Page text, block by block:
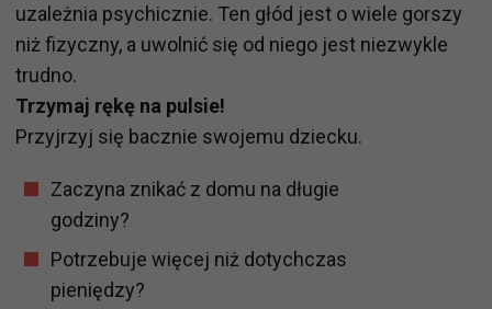
uzależnia psychicznie. Ten głód jest o wiele gorszy
niż fizyczny, a uwolnić się od niego jest niezwykle
trudno.
Trzymaj rękę na pulsie!
Przyjrzyj się bacznie swojemu dziecku.
Zaczyna znikać z domu na długie
godziny?
Potrzebuje więcej niż dotychczas
pieniędzy?